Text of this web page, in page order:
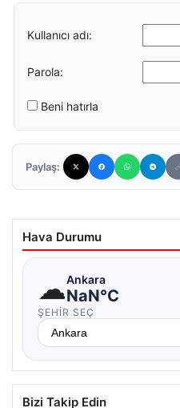
Kullanıcı adı:
Parola:
Beni hatırla
Paylaş:
Hava Durumu
☁Ankara
NaN°C
ŞEHIR SEÇ
Bizi Takip Edin